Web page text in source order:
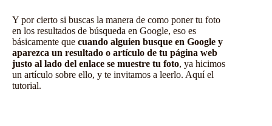
Y por cierto si buscas la manera de como poner tu foto
en los resultados de búsqueda en Google, eso es
básicamente que cuando alguien busque en Google y
aparezca un resultado o artículo de tu página web
justo al lado del enlace se muestre tu foto, ya hicimos
un artículo sobre ello, y te invitamos a leerlo. Aquí el
tutorial.